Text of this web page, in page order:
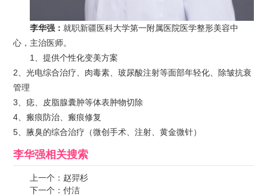
李华强：就职新疆医科大学第一附属医院医学整形美容中
心，主治医师。
1、提供个性化变美方案
2、光电综合治疗、肉毒素、玻尿酸注射等面部年轻化、除皱抗衰
管理
3、痣、皮脂腺囊肿等体表肿物切除
4、瘢痕防治、瘢痕修复
5、腋臭的综合治疗（微创手术、注射、黄金微针）
李华强相关搜索
上一个： 赵羿杉
下一个：付洁